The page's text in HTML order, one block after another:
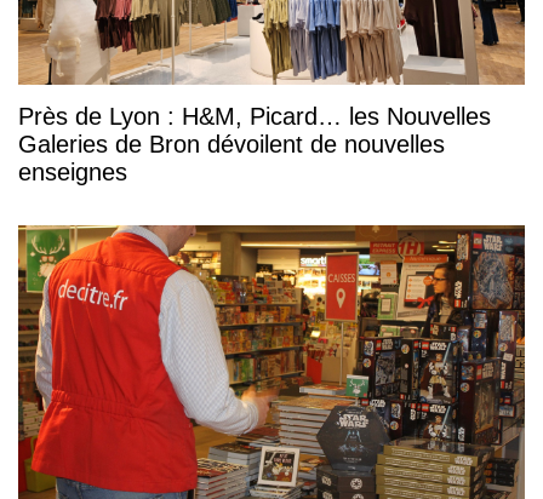
Près de Lyon : H&M, Picard… les Nouvelles
Galeries de Bron dévoilent de nouvelles
enseignes